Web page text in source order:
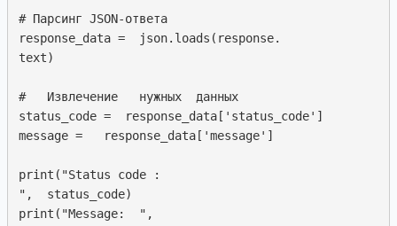
# Парсинг JSON-ответа
response_data =  json.loads(response.
text)
#   Извлечение   нужных  данных
status_code =  response_data['status_code']
message =   response_data['message']
print("Status code :
",  status_code)
print("Message:  ",